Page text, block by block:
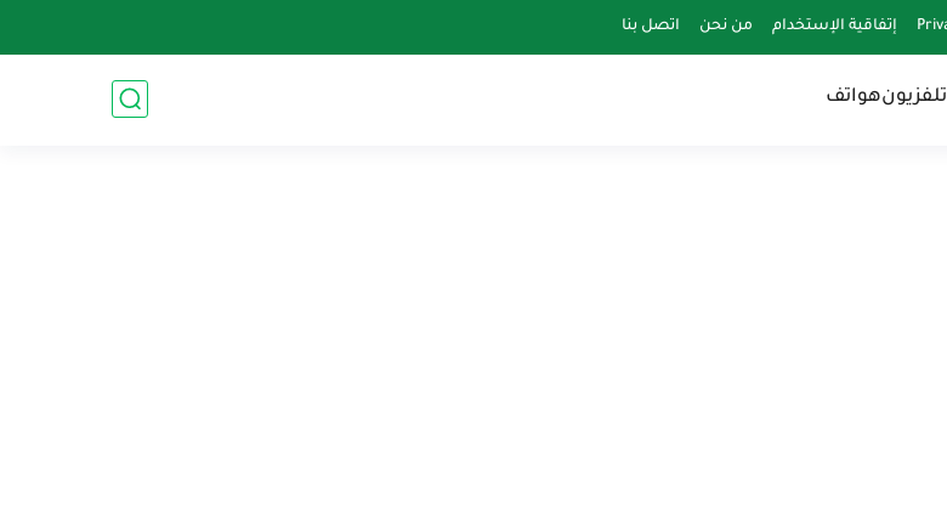
إتفاقية الإستخدام من نحن اتصل بنا
تلفزيونهواتف